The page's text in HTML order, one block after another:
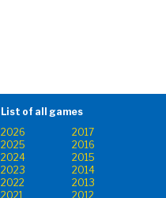
List of all games
2026
2017
2025
2016
2024
2015
2023
2014
2022
2013
2021
2012